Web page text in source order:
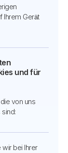
Ihrem Gerät
und für
von uns
wir bei Ihrer